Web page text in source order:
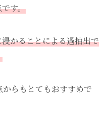
す。
かることによる過抽出で
らもとてもおすすめで